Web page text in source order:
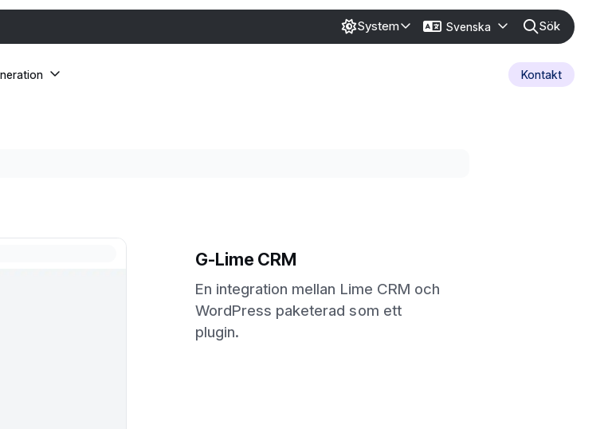
System Svenska Sök
Kontakt
G-Lime CRM
En integration mellan Lime CRM och
WordPress paketerad som ett
plugin.